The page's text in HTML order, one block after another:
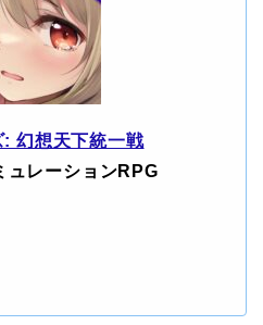
: 幻想天下統一戦
ュレーションRPG